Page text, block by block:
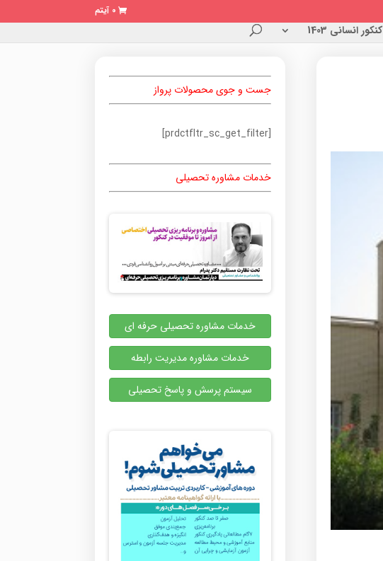
0 آیتم
کنکور انسانی 1403
جست و جوی محصولات پرواز
[prdctfltr_sc_get_filter]
خدمات مشاوره تحصیلی
خدمات مشاوره تحصیلی حرفه ای
خدمات مشاوره مدیریت رابطه
سیستم پرسش و پاسخ تحصیلی